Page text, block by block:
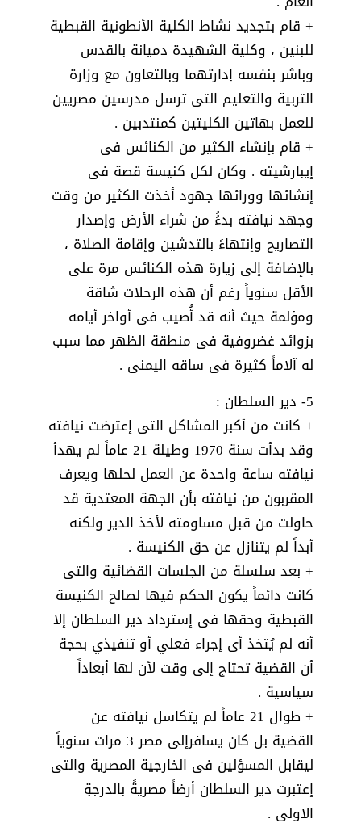
+ قام بتجديد نشاط الكلية الأنطونية القبطية
للبنين ، وكلية الشهيدة دميانة بالقدس
وباشر بنفسه إدارتهما وبالتعاون مع وزارة
التربية والتعليم التى ترسل مدرسين مصريين
للعمل بهاتين الكليتين كمنتدبين .
+ قام بإنشاء الكثير من الكنائس فى
إيبارشيته . وكان لكل كنيسة قصة فى
إنشائها وورائها جهود أخذت الكثير من وقت
وجهد نيافته بدءًً من شراء الأرض وإصدار
التصاريح وإنتهاءً بالتدشين وإقامة الصلاة ،
بالإضافة إلى زيارة هذه الكنائس مرة على
الأقل سنوياً رغم أن هذه الرحلات شاقة
ومؤلمة حيث أنه قد أُصيب فى أواخر أيامه
بزوائد غضروفية فى منطقة الظهر مما سبب
له آلاماً كثيرة فى ساقه اليمنى .
5- دير السلطان :
+ كانت من أكبر المشاكل التى إعترضت نيافته
وقد بدأت سنة 1970 وطيلة 21 عاماً لم يهدأ
نيافته ساعة واحدة عن العمل لحلها ويعرف
المقربون من نيافته بأن الجهة المعتدية قد
حاولت من قبل مساومته لأخذ الدير ولكنه
أبداً لم يتنازل عن حق الكنيسة .
+ بعد سلسلة من الجلسات القضائية والتى
كانت دائماً يكون الحكم فيها لصالح الكنيسة
القبطية وحقها فى إسترداد دير السلطان إلا
أنه لم يُتخذ أى إجراء فعلي أو تنفيذي بحجة
أن القضية تحتاج إلى وقت لأن لها أبعاداً
سياسية .
+ طوال 21 عاماً لم يتكاسل نيافته عن
القضية بل كان يسافرإلى مصر 3 مرات سنوياً
ليقابل المسؤلين فى الخارجية المصرية والتى
إعتبرت دير السلطان أرضاً مصريةً بالدرجةِ
الاولى .